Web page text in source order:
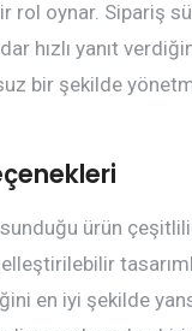
rol oynar. Sipariş
hızlı yanıt
bir şekilde
ürün
en iyi şekilde